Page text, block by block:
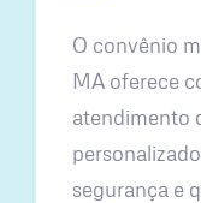
O convênio
MA oferece
atendimento
segurança e